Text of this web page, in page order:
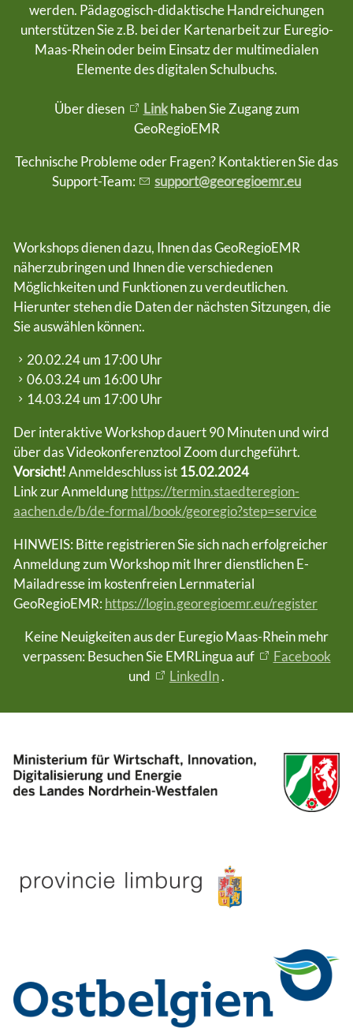
werden. Pädagogisch-didaktische Handreichungen
unterstützen Sie z.B. bei der Kartenarbeit zur Euregio-
Maas-Rhein oder beim Einsatz der multimedialen
Elemente des digitalen Schulbuchs.
Über diesen Linkhaben Sie Zugang zum
GeoRegioEMR
Technische Probleme oder Fragen? Kontaktieren Sie das
Support-Team:
support@georegioemr.eu
Workshops dienen dazu, Ihnen das GeoRegioEMR
näherzubringen und Ihnen die verschiedenen
Möglichkeiten und Funktionen zu verdeutlichen.
Hierunter stehen die Daten der nächsten Sitzungen, die
Sie auswählen können:.
20.02.24 um 17:00 Uhr
06.03.24 um 16:00 Uhr
14.03.24 um 17:00 Uhr
Der interaktive Workshop dauert 90 Minuten und wird
über das Videokonferenztool Zoom durchgeführt.
Vorsicht!Anmeldeschluss ist 15.02.2024
Link zur Anmeldunghttps://termin.staedteregion-
aachen.de/b/de-formal/book/georegio?step=service
HINWEIS: Bitte registrieren Sie sich nach erfolgreicher
Anmeldung zum Workshop mit Ihrer dienstlichen E-
Mailadresse im kostenfreien Lernmaterial
GeoRegioEMR: https://login.georegioemr.eu/register
Keine Neuigkeiten aus der Euregio Maas-Rhein mehr
verpassen: Besuchen Sie EMRLingua auf
Facebook
und
LinkedIn.